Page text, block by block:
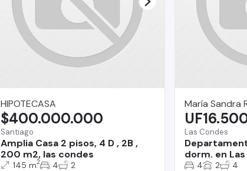
HIPOTECASA
Santiago
Amplia Casa 2 pisos, 4 D , 2B ,
200 m2, las condes
$400.000.000
145 m2 4 2
María Sandra
Las Condes
dorm. en
4 2 4